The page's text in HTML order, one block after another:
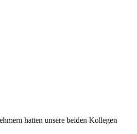
hatten unsere beiden Kollegen